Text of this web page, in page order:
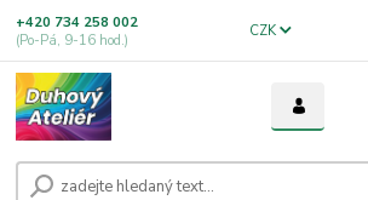
CZK
+420 734 258 002
(Po-Pá, 9-16 hod.)